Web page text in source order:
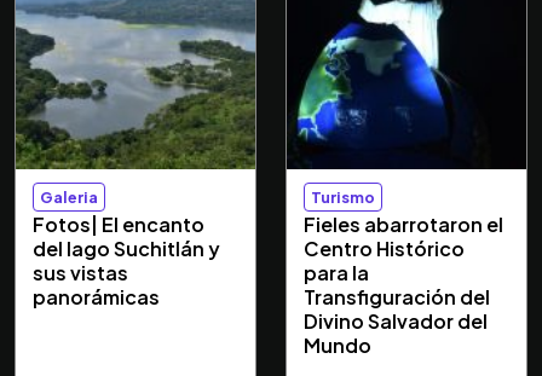
Galeria
Fotos| El encanto
del lago Suchitlán y
sus vistas
panorámicas
Turismo
Fieles abarrotaron el
Centro Histórico
para la
Transfiguración del
Divino Salvador del
Mundo